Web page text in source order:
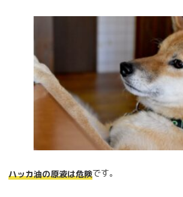
ハッカ油の原液は危険です。